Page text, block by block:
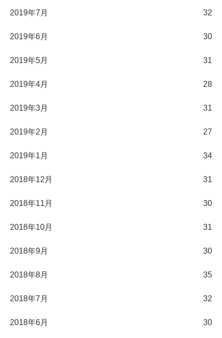
2019年7月 32
2019年6月 30
2019年5月 31
2019年4月 28
2019年3月 31
2019年2月 27
2019年1月 34
2018年12月 31
2018年11月 30
2018年10月 31
2018年9月 30
2018年8月 35
2018年7月 32
2018年6月 30